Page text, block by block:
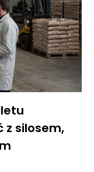
z silosem,